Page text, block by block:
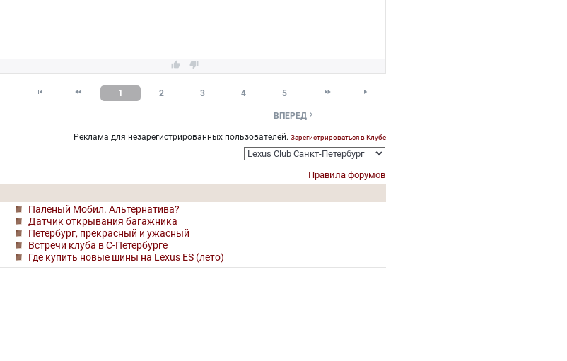
 
  1 2 3 4 5  
ВПЕРЕД 
Реклама для незарегистрированных пользователей. Зарегистрироваться в Клубе
Правила форумов
Паленый Мобил. Альтернатива?
Датчик открывания багажника
Петербург, прекрасный и ужасный
Встречи клуба в С-Петербурге
Где купить новые шины на Lexus ES (лето)